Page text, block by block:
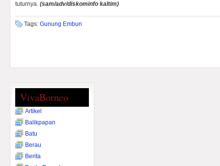
tuturnya. (sam/adv/diskominfo kaltim)
Tags: Gunung Embun
VivaBorneo
Artikel
Balikpapan
Batu
Berau
Berita